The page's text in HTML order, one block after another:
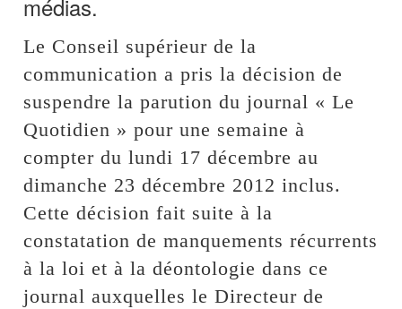
médias.
Le Conseil supérieur de la
communication a pris la décision de
suspendre la parution du journal « Le
Quotidien » pour une semaine à
compter du lundi 17 décembre au
dimanche 23 décembre 2012 inclus.
Cette décision fait suite à la
constatation de manquements récurrents
à la loi et à la déontologie dans ce
journal auxquelles le Directeur de